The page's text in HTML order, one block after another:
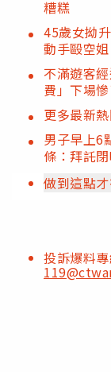
糟糕
45歲女拗
動手毆空姐
不滿遊客
費」下場
更多最新
男子早上6
條：拜託
做到這點
投訴爆料專